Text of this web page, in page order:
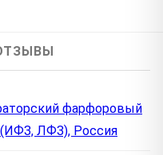
фарфоровый
ЛФЗ), Россия